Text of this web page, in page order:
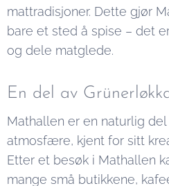
mattradisjoner. Dette gjør
bare et sted å spise – det
og dele matglede.
En del av
Mathallen er en naturlig
atmosfære, kjent for sitt
Etter et besøk i Mathallen
mange små butikkene,